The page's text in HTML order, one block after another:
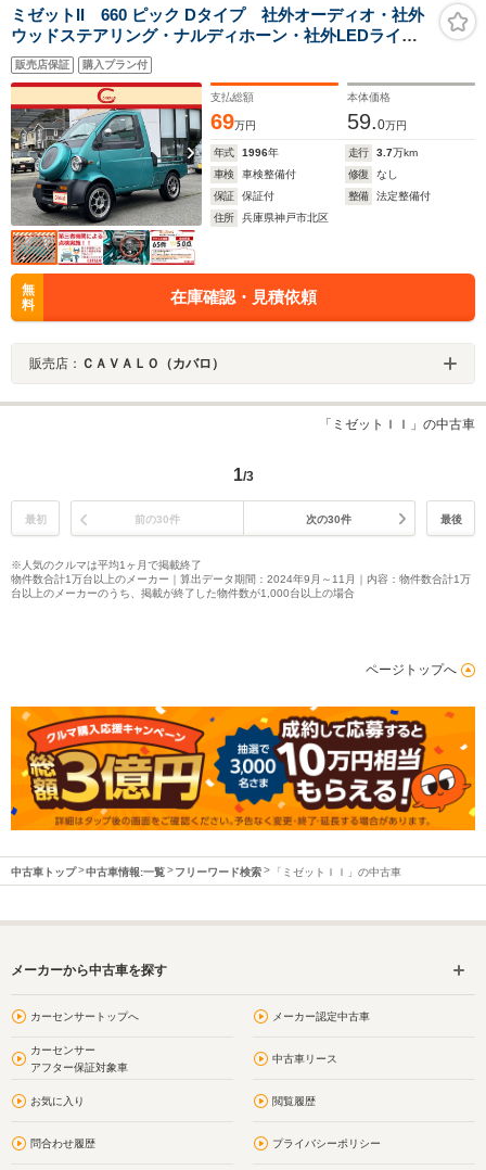
ミゼットII 660 ピック Dタイプ 社外オーディオ・社外
ウッドステアリング・ナルディホーン・社外LEDライ
ト・マット
販売店保証 購入プラン付
支払総額
69万円
本体価格
59.0万円
年式 1996年 走行 3.7万km
車検
車検整備付 修復
なし
保証
保証付 整備
法定整備付
住所
兵庫県神戸市北区
無
料
在庫確認・見積依頼
販売店： ＣＡＶＡＬＯ（カバロ）
「ミゼットＩＩ」の中古車
1/3
最初 前の30件 次の30件 最後
※人気のクルマは平均1ヶ月で掲載終了
物件数合計1万台以上のメーカー｜算出データ期間：2024年9月～11月｜内容：物件数合計1万
台以上のメーカーのうち、掲載が終了した物件数が1,000台以上の場合
ページトップへ
中古車トップ 中古車情報:一覧 フリーワード検索 「ミゼットＩＩ」の中古車
メーカーから中古車を探す
カーセンサートップへ メーカー認定中古車
カーセンサー
アフター保証対象車
中古車リース
お気に入り 閲覧履歴
問合わせ履歴 プライバシーポリシー